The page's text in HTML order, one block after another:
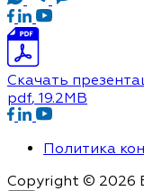
Скачать
pdf, 19.2MB
Политика
Copyright © 2026